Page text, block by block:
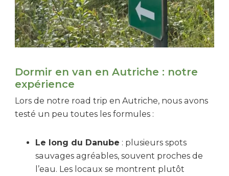
Dormir en van en Autriche : notre
expérience
Lors de notre road trip en Autriche, nous avons
testé un peu toutes les formules :
Le long du Danube : plusieurs spots
sauvages agréables, souvent proches de
l’eau. Les locaux se montrent plutôt